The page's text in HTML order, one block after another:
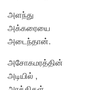
அளந்து
அக்கரையை
அடைந்தான்.
அசோகமரத்தின்
அடியில் ,